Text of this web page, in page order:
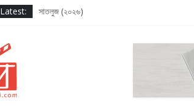
Latest:
সাতলুজ (২০২৬)